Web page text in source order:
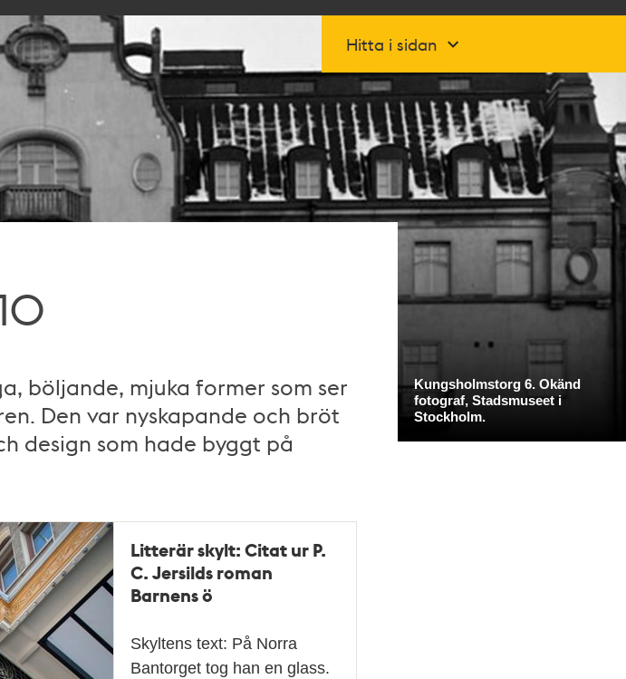
Hitta i sidan
böljande, mjuka former som ser
Den var nyskapande och bröt
design som hade byggt på
Litterär skylt: Citat ur P.
C. Jersilds roman
Barnens ö
Skyltens text: På Norra
Bantorget tog han en glass.